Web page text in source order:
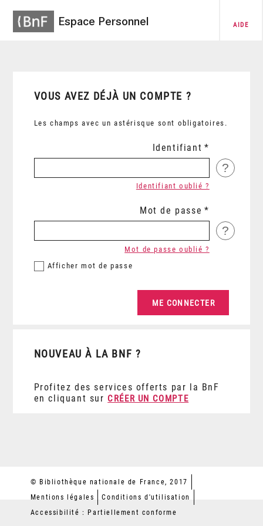
Espace Personnel AIDE
VOUS AVEZ DÉJÀ UN COMPTE ?
Les champs avec un astérisque sont obligatoires.
Identifiant
?
Identifiant oublié ?
Mot de passe
?
Afficher mot de passe
Mot de passe oublié ?
NOUVEAU À LA BNF ?
Profitez des services offerts par la BnF
en cliquant sur CRÉER UN COMPTE
© Bibliothèque nationale de France, 2017
Mentions légales
Conditions d'utilisation
Accessibilité : Partiellement conforme